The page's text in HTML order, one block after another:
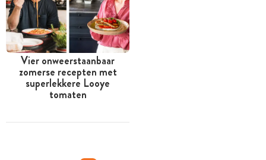
Vier onweerstaanbaar
zomerse recepten met
superlekkere Looye
tomaten